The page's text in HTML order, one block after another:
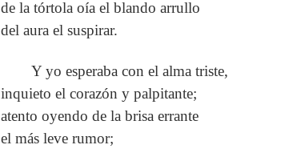
de la tórtola oía el blando arrullo
del aura el suspirar.
Y yo esperaba con el alma triste,
inquieto el corazón y palpitante;
atento oyendo de la brisa errante
el más leve rumor;